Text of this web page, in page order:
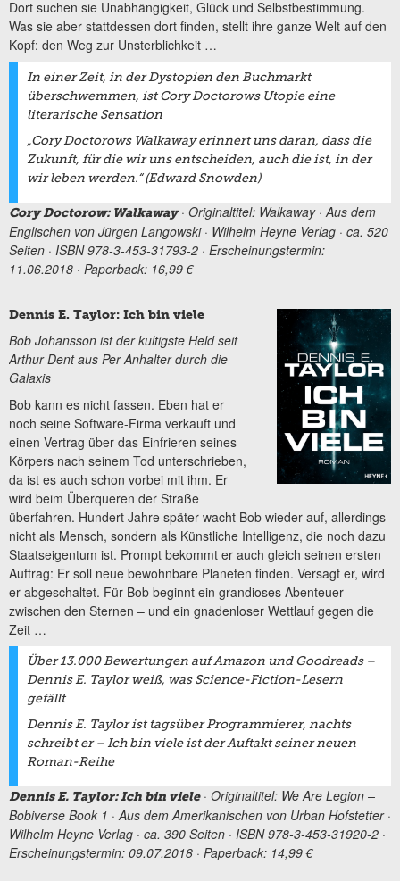
Dort suchen sie Unabhängigkeit, Glück und Selbstbestimmung.
Was sie aber stattdessen dort finden, stellt ihre ganze Welt auf den
Kopf: den Weg zur Unsterblichkeit …
In einer Zeit, in der Dystopien den Buchmarkt
überschwemmen, ist Cory Doctorows Utopie eine
literarische Sensation
„Cory Doctorows Walkawayerinnert uns daran, dass die
Zukunft, für die wir uns entscheiden, auch die ist, in der
wir leben werden.“ (Edward Snowden)
Cory Doctorow: Walkaway· Originaltitel: Walkaway · Aus dem
Englischen von Jürgen Langowski · Wilhelm Heyne Verlag · ca. 520
Seiten · ISBN 978-3-453-31793-2 · Erscheinungstermin:
11.06.2018 · Paperback: 16,99 €
Dennis E. Taylor: Ich bin viele
Bob Johansson ist der kultigste Held seit
Arthur Dent aus Per Anhalter durch die
Galaxis
Bob kann es nicht fassen. Eben hat er
noch seine Software-Firma verkauft und
einen Vertrag über das Einfrieren seines
Körpers nach seinem Tod unterschrieben,
da ist es auch schon vorbei mit ihm. Er
wird beim Überqueren der Straße
überfahren. Hundert Jahre später wacht Bob wieder auf, allerdings
nicht als Mensch, sondern als Künstliche Intelligenz, die noch dazu
Staatseigentum ist. Prompt bekommt er auch gleich seinen ersten
Auftrag: Er soll neue bewohnbare Planeten finden. Versagt er, wird
er abgeschaltet. Für Bob beginnt ein grandioses Abenteuer
zwischen den Sternen – und ein gnadenloser Wettlauf gegen die
Zeit …
Über 13.000 Bewertungen auf Amazon und Goodreads –
Dennis E. Taylor weiß, was Science-Fiction-Lesern
gefällt
Dennis E. Taylor ist tagsüber Programmierer, nachts
schreibt er – Ich bin vieleist der Auftakt seiner neuen
Roman-Reihe
Dennis E. Taylor: Ich bin viele· Originaltitel: We Are Legion –
Bobiverse Book 1 · Aus dem Amerikanischen von Urban Hofstetter ·
Wilhelm Heyne Verlag · ca. 390 Seiten · ISBN 978-3-453-31920-2 ·
Erscheinungstermin: 09.07.2018 · Paperback: 14,99 €